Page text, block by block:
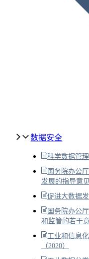
数据安全
科学数据管
国务院办公
发展的指导意见
促进大数据发
国务院办公
和监管的若干意
工业和信息
（2020）